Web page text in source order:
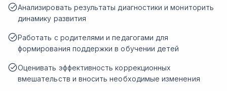
Анализировать результаты диагностики и мониторить
динамику развития
Работать с родителями и педагогами для
формирования поддержки в обучении детей
Оценивать эффективность коррекционных
вмешательств и вносить необходимые изменения